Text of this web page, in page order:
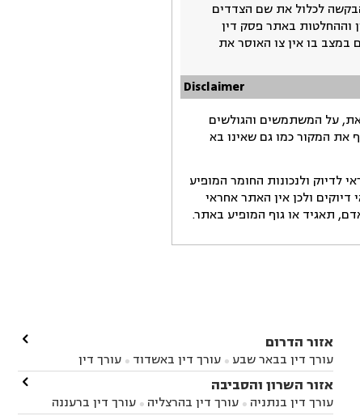
לכלול את שם הצדדים
וההחלטות באתר פסק דין
בו אין צו האוסר את
Disclaimer
על המשתמשים והגולשים
את המקור כמו גם שאינו בא
ולנכונות החומר המופיע
ולכן אין האתר אחראי
תאגיד או גוף המופיע באתר.
אזור הדרום
עורך דין בבאר שבע  עורך דין באשדוד 
עורך דין
באשקלון
עורך דין בבאר טוביה עורך דין בגן יבנה
עורך דין בניר הבנים עורך דין בערד
זיקים
עורך דין בנתיבות עורך דין בקרית מלאכי

אזור השרון והסביבה
עורך דין בנתניה  עורך דין בהרצליה  עורך דין ברעננה
